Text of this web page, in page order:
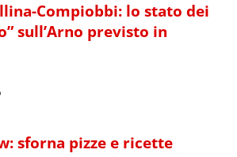
Compiobbi: lo stato dei
sull’Arno previsto in
sforna pizze e ricette